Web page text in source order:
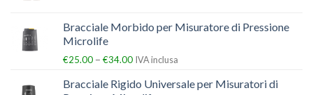
Bracciale Morbido per Misuratore di Pressione
Microlife
€25.00 – €34.00 IVA inclusa
Bracciale Rigido Universale per Misuratori di